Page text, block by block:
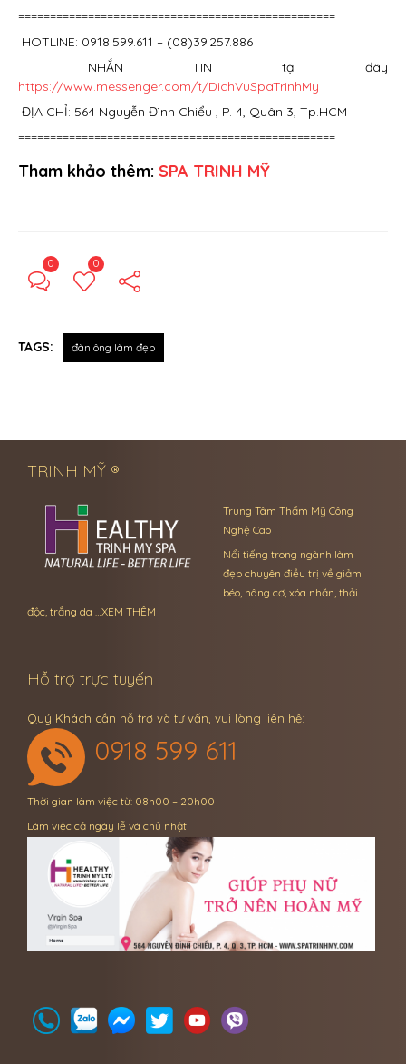
==================================================
HOTLINE: 0918.599.611 – (08)39.257.886
NHẮN TIN tại đây
https://www.messenger.com/t/DichVuSpaTrinhMy
ĐỊA CHỈ: 564 Nguyễn Đình Chiểu , P. 4, Quân 3, Tp.HCM
==================================================
Tham khảo thêm: SPA TRINH MỸ
0 0
TAGS: đàn ông làm đẹp
TRINH MỸ ®
Trung Tâm Thẩm Mỹ Công
Nghệ Cao
Nổi tiếng trong ngành làm
đẹp chuyên điều trị về giảm
béo, nâng cơ, xóa nhăn, thải
độc, trắng da …XEM THÊM
Hỗ trợ trực tuyến
Quý Khách cần hỗ trợ và tư vấn, vui lòng liên hệ:
0918 599 611
Thời gian làm việc từ: 08h00 – 20h00
Làm việc cả ngày lễ và chủ nhật